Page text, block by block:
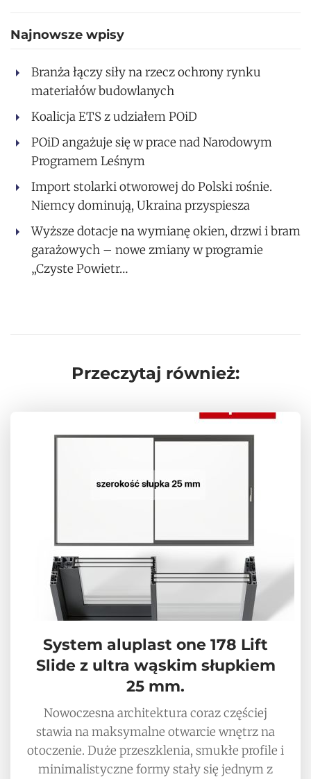
Najnowsze wpisy
Branża łączy siły na rzecz ochrony rynku
materiałów budowlanych
Koalicja ETS z udziałem POiD
POiD angażuje się w prace nad Narodowym
Programem Leśnym
Import stolarki otworowej do Polski rośnie.
Niemcy dominują, Ukraina przyspiesza
Wyższe dotacje na wymianę okien, drzwi i bram
garażowych – nowe zmiany w programie
„Czyste Powietr…
Przeczytaj również:
System aluplast one 178 Lift
Slide z ultra wąskim słupkiem
25 mm.
Nowoczesna architektura coraz częściej
stawia na maksymalne otwarcie wnętrz na
otoczenie. Duże przeszklenia, smukłe profile i
minimalistyczne formy stały się jednym z